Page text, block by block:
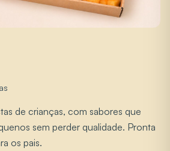
de crianças, com sabores que
sem perder qualidade. Pronta
os pais.